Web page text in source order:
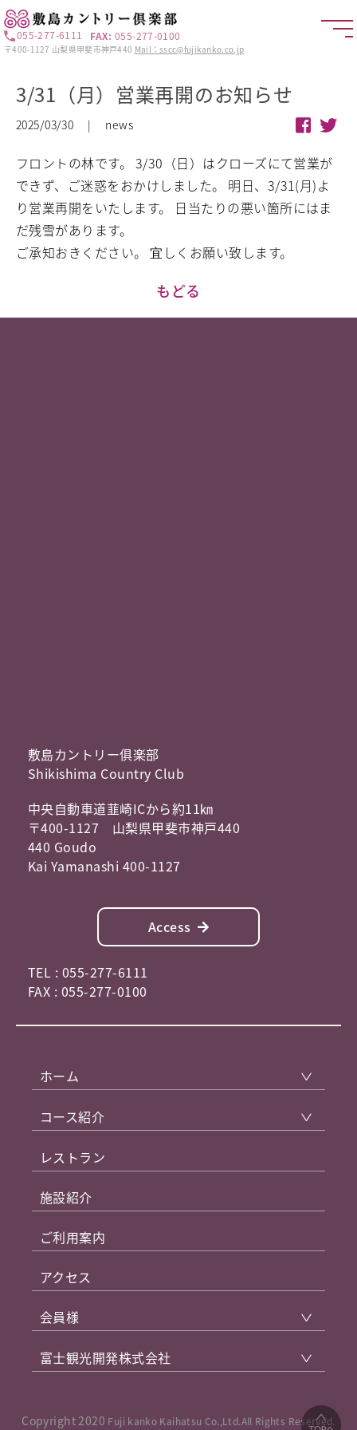
055-277-6111 FAX: 055-277-0100
〒400-1127 山梨県甲斐市神戸440 Mail：sscc@fujikanko.co.jp
3/31（月）営業再開のお知らせ
2025/03/30 | news
フロントの林です。 3/30（日）はクローズにて営業が
できず、ご迷惑をおかけしました。
明日、3/31(月)よ
り営業再開をいたします。
日当たりの悪い箇所にはま
だ残雪があります。
ご承知おきください。 宜しくお願い致します。
もどる
敷島カントリー俱楽部
Shikishima Country Club
中央自動車道韮崎ICから約11㎞
〒400-1127 山梨県甲斐市神戸440
440 Goudo
Kai Yamanashi 400-1127
Access
TEL : 055-277-6111
FAX : 055-277-0100
ホーム
コース紹介
レストラン
施設紹介
ご利用案内
アクセス
会員様
富士観光開発株式会社
Copyright 2020 Fuji kanko Kaihatsu Co.,Ltd.All Rights Reserved.